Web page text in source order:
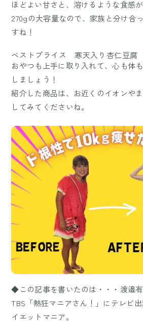
ほどよい甘さと、溶けるような食感
270gの大容量なので、家族と分け合
すね！
ベストプライス 寒天入り杏仁豆腐
おやつも上手に取り入れて、心も体
しましょう！
紹介した商品は、お近くのイオンや
してみてくださいね。
◆この記事を書いたのは・・・渡邉
TBS「熱狂マニアさん！」にテレビ
イエットマニア。